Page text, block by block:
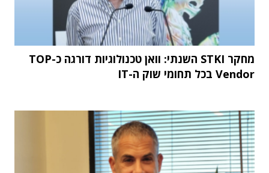
מחקר STKI השנתי: וואן טכנולוגיות דורגה כ-TOP
Vendor בכל תחומי שוק ה-IT